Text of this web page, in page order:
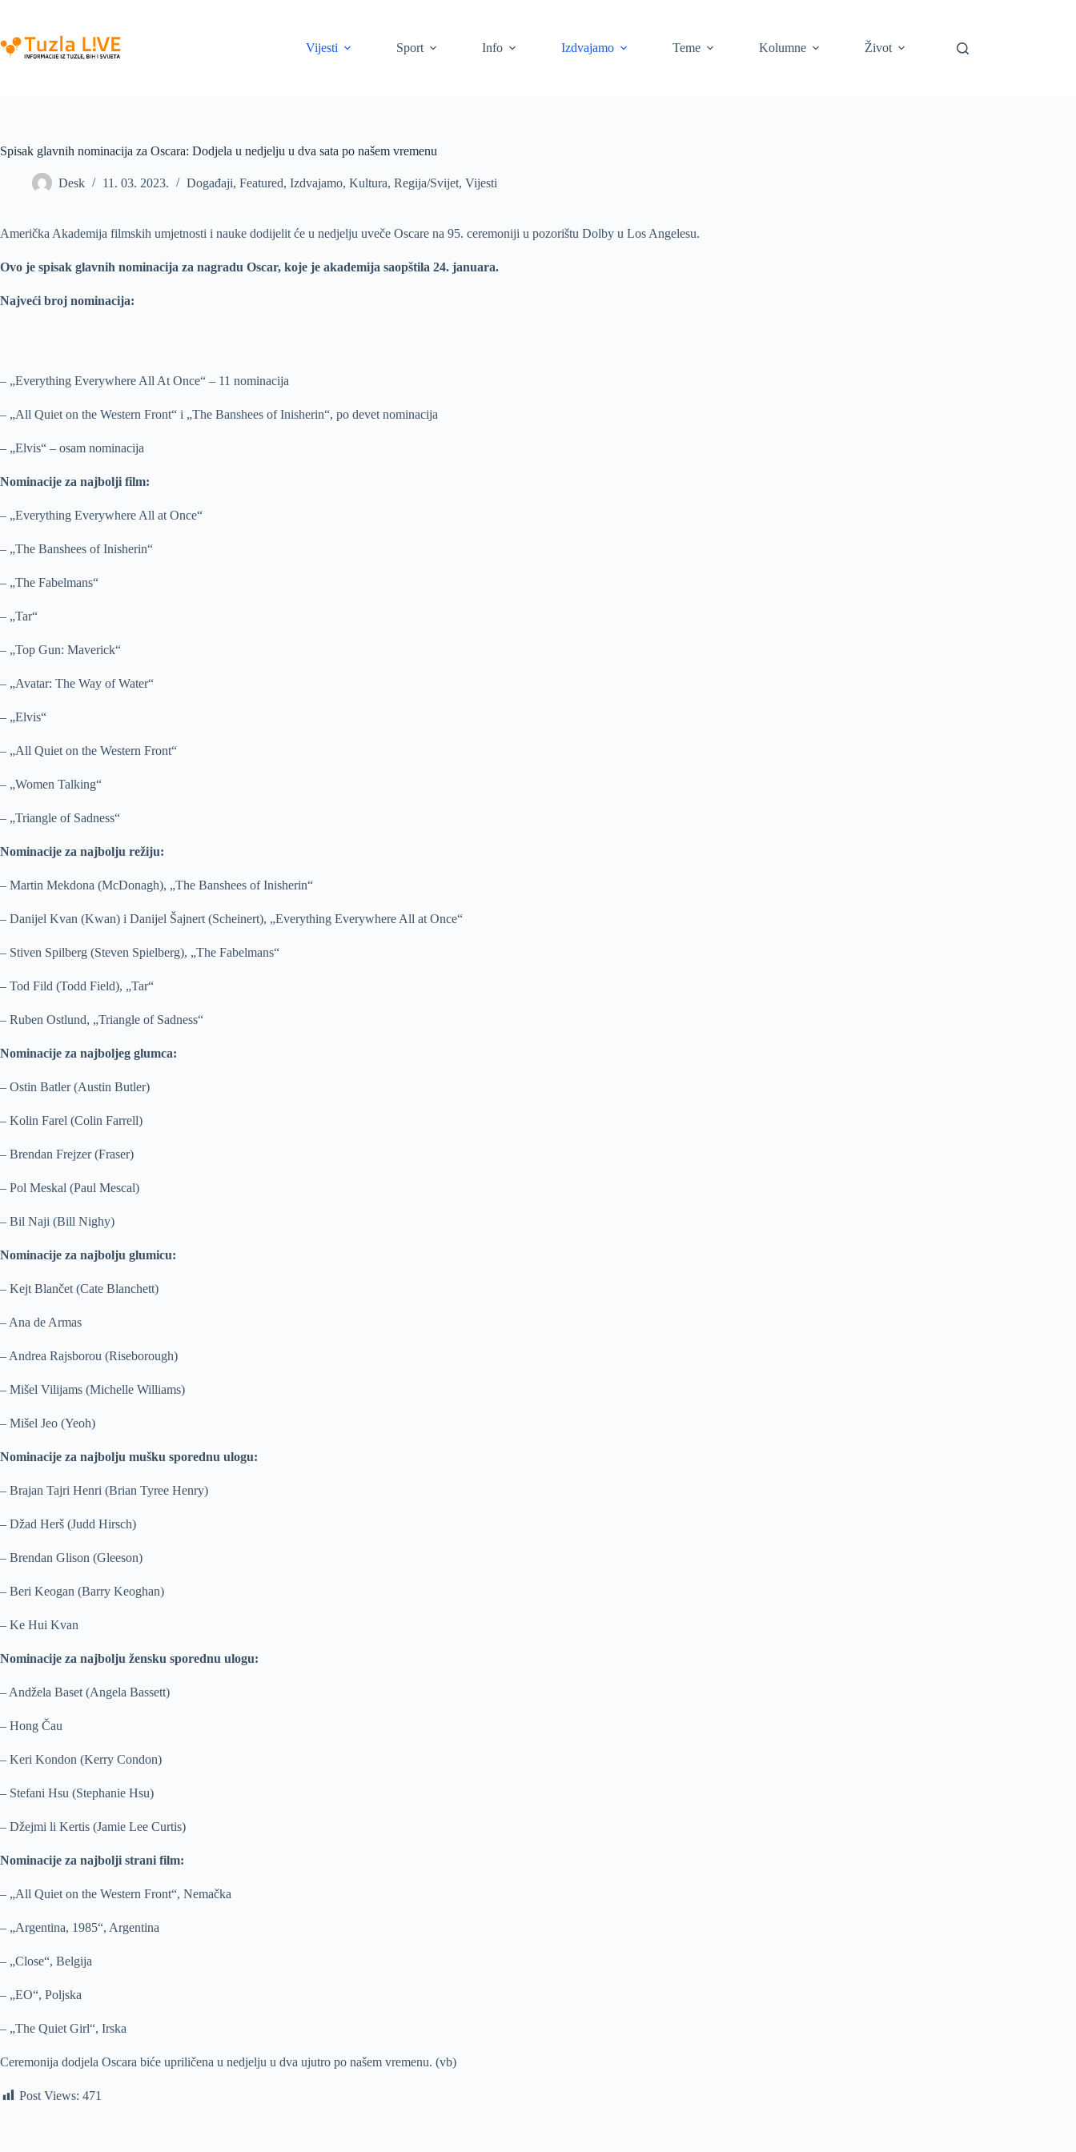
content
Vijesti
Sport Info Izdvajamo Teme Kolumne Život
Spisak glavnih nominacija za Oscara: Dodjela u nedjelju u dva sata po našem vremenu
Desk 11. 03. 2023. Događaji, Featured, Izdvajamo, Kultura, Regija/Svijet, Vijesti
Američka Akademija filmskih umjetnosti i nauke dodijelit će u nedjelju uveče Oscare na 95. ceremoniji u pozorištu Dolby u Los Angelesu.
Ovo je spisak glavnih nominacija za nagradu Oscar, koje je akademija saopštila 24. januara.
Najveći broj nominacija:
– „Everything Everywhere All At Once“ – 11 nominacija
– „All Quiet on the Western Front“ i „The Banshees of Inisherin“, po devet nominacija
– „Elvis“ – osam nominacija
Nominacije za najbolji film:
– „Everything Everywhere All at Once“
– „The Banshees of Inisherin“
– „The Fabelmans“
– „Tar“
– „Top Gun: Maverick“
– „Avatar: The Way of Water“
– „Elvis“
– „All Quiet on the Western Front“
– „Women Talking“
– „Triangle of Sadness“
Nominacije za najbolju režiju:
– Martin Mekdona (McDonagh), „The Banshees of Inisherin“
– Danijel Kvan (Kwan) i Danijel Šajnert (Scheinert), „Everything Everywhere All at Once“
– Stiven Spilberg (Steven Spielberg), „The Fabelmans“
– Tod Fild (Todd Field), „Tar“
– Ruben Ostlund, „Triangle of Sadness“
Nominacije za najboljeg glumca:
– Ostin Batler (Austin Butler)
– Kolin Farel (Colin Farrell)
– Brendan Frejzer (Fraser)
– Pol Meskal (Paul Mescal)
– Bil Naji (Bill Nighy)
Nominacije za najbolju glumicu:
– Kejt Blančet (Cate Blanchett)
– Ana de Armas
– Andrea Rajsborou (Riseborough)
– Mišel Vilijams (Michelle Williams)
– Mišel Jeo (Yeoh)
Nominacije za najbolju mušku sporednu ulogu:
– Brajan Tajri Henri (Brian Tyree Henry)
– Džad Herš (Judd Hirsch)
– Brendan Glison (Gleeson)
– Beri Keogan (Barry Keoghan)
– Ke Hui Kvan
Nominacije za najbolju žensku sporednu ulogu:
– Andžela Baset (Angela Bassett)
– Hong Čau
– Keri Kondon (Kerry Condon)
– Stefani Hsu (Stephanie Hsu)
– Džejmi li Kertis (Jamie Lee Curtis)
Nominacije za najbolji strani film:
– „All Quiet on the Western Front“, Nemačka
– „Argentina, 1985“, Argentina
– „Close“, Belgija
– „EO“, Poljska
– „The Quiet Girl“, Irska
Ceremonija dodjela Oscara biće upriličena u nedjelju u dva ujutro po našem vremenu. (vb)
Post Views: 471